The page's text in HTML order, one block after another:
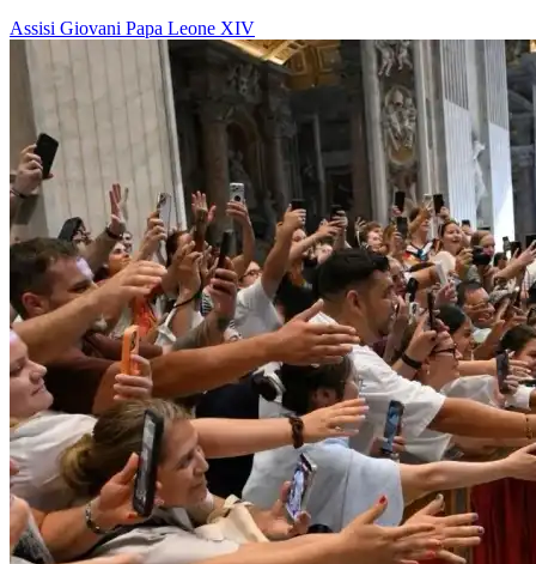
Assisi Giovani Papa Leone XIV